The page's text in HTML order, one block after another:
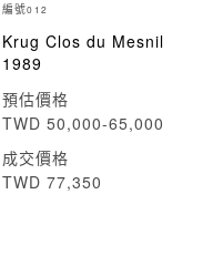
編號012
Krug Clos du Mesnil
1989
預估價格
TWD 50,000-65,000
成交價格
TWD 77,350